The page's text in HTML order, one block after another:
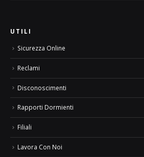
UTILI
Sicurezza Online
Reclami
Disconoscimenti
Rapporti Dormienti
Filiali
Lavora Con Noi